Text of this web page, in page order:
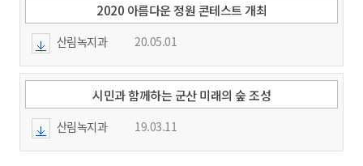
2020 아름다운 정원 콘테스트 개최
산림녹지과 20.05.01
시민과 함께하는 군산 미래의 숲 조성
산림녹지과 19.03.11